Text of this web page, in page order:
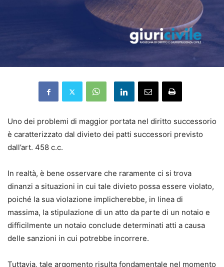
Uno dei problemi di maggior portata nel diritto successorio
è caratterizzato dal divieto dei patti successori previsto
dall’art. 458 c.c.
In realtà, è bene osservare che raramente ci si trova
dinanzi a situazioni in cui tale divieto possa essere violato,
poiché la sua violazione implicherebbe, in linea di
massima, la stipulazione di un atto da parte di un notaio e
difficilmente un notaio conclude determinati atti a causa
delle sanzioni in cui potrebbe incorrere.
Tuttavia, tale argomento risulta fondamentale nel momento